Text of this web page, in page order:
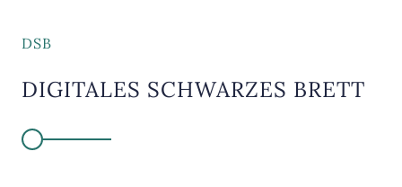
DSB
DIGITALES SCHWARZES BRETT